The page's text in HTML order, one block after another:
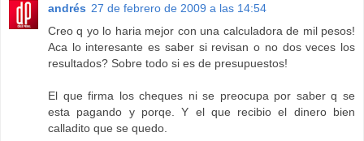
andrés 27 de febrero de 2009 a las 14:54
Creo q yo lo haria mejor con una calculadora de mil pesos!
Aca lo interesante es saber si revisan o no dos veces los
resultados? Sobre todo si es de presupuestos!
El que firma los cheques ni se preocupa por saber q se
esta pagando y porqe. Y el que recibio el dinero bien
calladito que se quedo.